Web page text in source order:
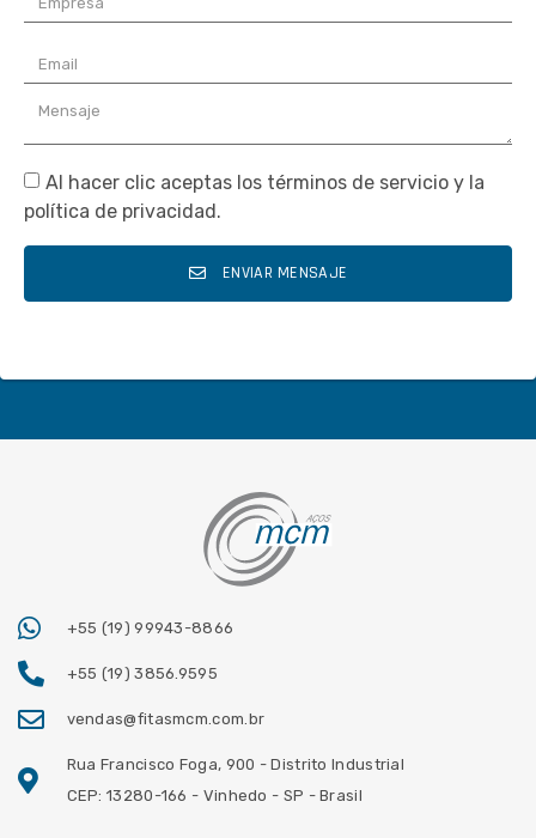
Al hacer clic aceptas los términos de servicio y la
política de privacidad.
ENVIAR MENSAJE
+55 (19) 99943-8866
+55 (19) 3856.9595
vendas@fitasmcm.com.br
Rua Francisco Foga, 900 - Distrito Industrial
CEP: 13280-166 - Vinhedo - SP - Brasil